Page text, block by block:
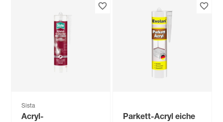
Sista
Acryl-
Parkett-Acryl eiche